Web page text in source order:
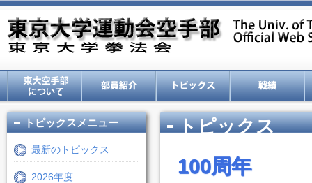
トピックスメニュー
最新のトピックス
2026年度
トピックス
100周年